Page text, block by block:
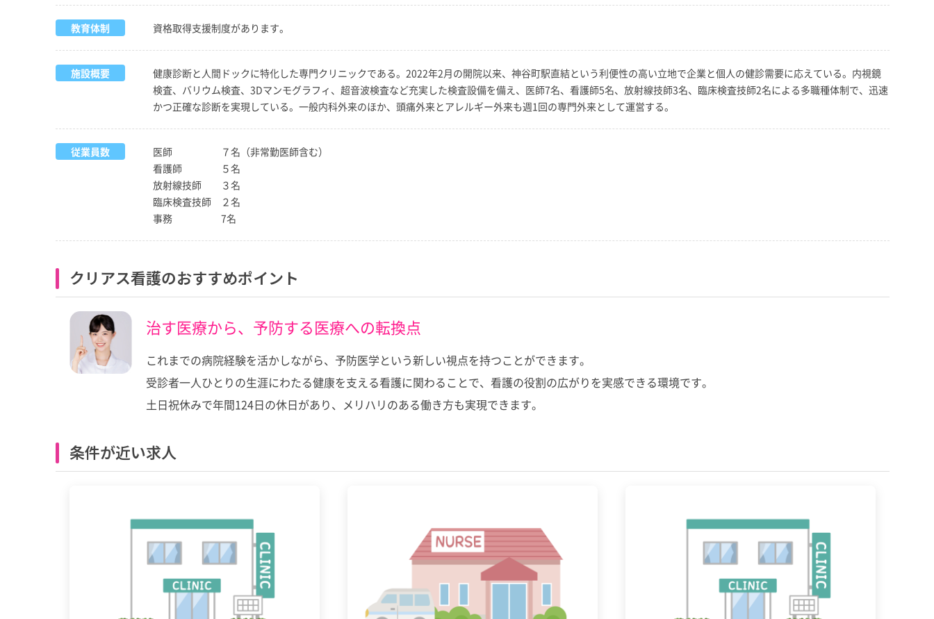
教育体制 資格取得支援制度があります。
施設概要
健康診断と人間ドックに特化した専門クリニックである。2022年2月の開院以来、神谷町駅直結という利便性の高い立地で企業と個人の健診需要に応えている。内視鏡
検査、バリウム検査、3Dマンモグラフィ、超音波検査など充実した検査設備を備え、医師7名、看護師5名、放射線技師3名、臨床検査技師2名による多職種体制で、迅速
かつ正確な診断を実現している。一般内科外来のほか、頭痛外来とアレルギー外来も週1回の専門外来として運営する。
従業員数
医師 ７名（非常勤医師含む）
看護師 ５名
放射線技師 ３名
臨床検査技師 ２名
事務 7名
クリアス看護のおすすめポイント
治す医療から、予防する医療への転換点
これまでの病院経験を活かしながら、予防医学という新しい視点を持つことができます。
受診者一人ひとりの生涯にわたる健康を支える看護に関わることで、看護の役割の広がりを実感できる環境です。
土日祝休みで年間124日の休日があり、メリハリのある働き方も実現できます。
条件が近い求人